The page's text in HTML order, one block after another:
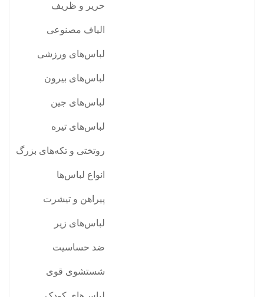
حریر و ظریف
الیاف مصنوعی
لباس‌های ورزشی
لباس‌های بیرون
لباس‌های جین
لباس‌های تیره
روتختی و تکه‌های بزرگ
انواع لباس‌ها
پیراهن و تیشرت
لباس‌های زیر
ضد حساسیت
شستشوی قوی